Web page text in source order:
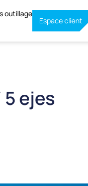
outillage
Espace client
ejes